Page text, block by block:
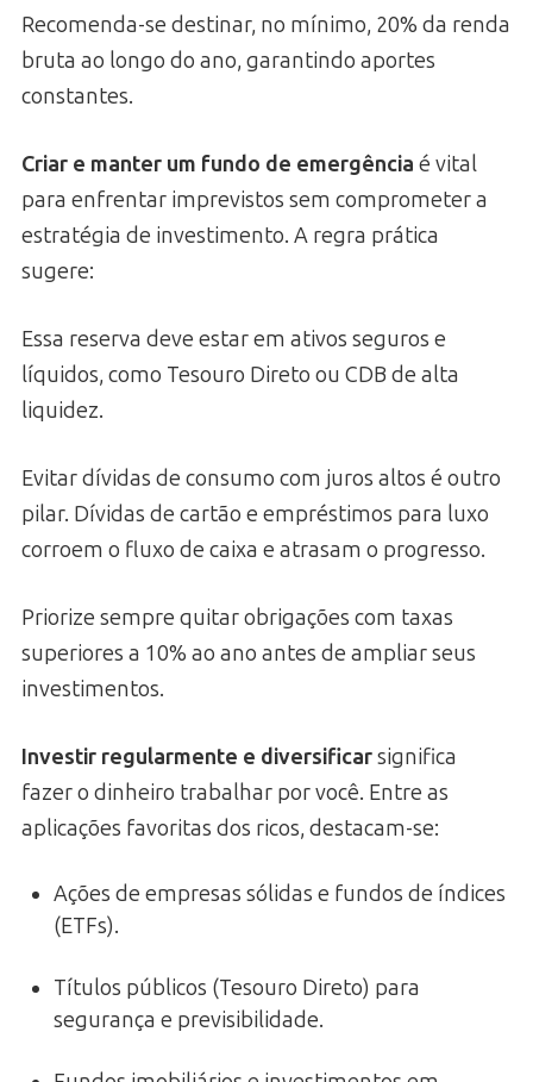
Recomenda-se destinar, no mínimo, 20% da renda
bruta ao longo do ano, garantindo aportes
constantes.
Criar e manter um fundo de emergência é vital
para enfrentar imprevistos sem comprometer a
estratégia de investimento. A regra prática
sugere:
Essa reserva deve estar em ativos seguros e
líquidos, como Tesouro Direto ou CDB de alta
liquidez.
Evitar dívidas de consumo com juros altos é outro
pilar. Dívidas de cartão e empréstimos para luxo
corroem o fluxo de caixa e atrasam o progresso.
Priorize sempre quitar obrigações com taxas
superiores a 10% ao ano antes de ampliar seus
investimentos.
Investir regularmente e diversificarsignifica
fazer o dinheiro trabalhar por você. Entre as
aplicações favoritas dos ricos, destacam-se:
Ações de empresas sólidas e fundos de índices
(ETFs).
Títulos públicos (Tesouro Direto) para
segurança e previsibilidade.